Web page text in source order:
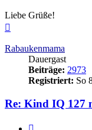
Liebe Grüße!
Rabaukenmama
Dauergast
Beiträge: 2973
Registriert: So
Re: Kind IQ 127